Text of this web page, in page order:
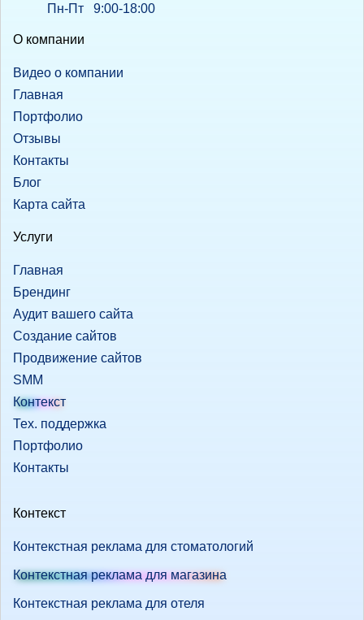
Пн-Пт 9:00-18:00
О компании
Видео о компании
Главная
Портфолио
Отзывы
Контакты
Блог
Карта сайта
Услуги
Главная
Брендинг
Аудит вашего сайта
Создание сайтов
Продвижение сайтов
SMM
Контекст
Тех. поддержка
Портфолио
Контакты
Контекст
Контекстная реклама для стоматологий
Контекстная реклама для магазина
Контекстная реклама для отеля